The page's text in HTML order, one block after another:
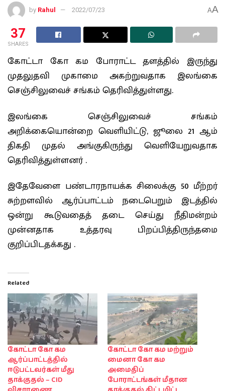
by Rahul 2022/07/23 AA
37
SHARES
கோட்டா கோ கம போராட்ட தளத்தில் இருந்து
முதலுதவி முகாமை அகற்றுவதாக இலங்கை
செஞ்சிலுவைச் சங்கம் தெரிவித்துள்ளது.
இலங்கை செஞ்சிலுவைச் சங்கம்
அறிக்கையொன்றை வெளியிட்டு, ஜூலை 21 ஆம்
திகதி முதல் அங்குகிருந்து வெளியேறுவதாக
தெரிவித்துள்ளனர் .
இதேவேளை பண்டாரநாயக்க சிலைக்கு 50 மீற்றர்
சுற்றளவில் ஆர்ப்பாட்டம் நடைபெறும் இடத்தில்
ஒன்று கூடுவதைத் தடை செய்து நீதிமன்றம்
முன்னதாக உத்தரவு பிறப்பித்திருந்தமை
குறிப்பிடதக்கது .
Related
கோட்டா கோ கம
ஆர்ப்பாட்டத்தில்
ஈடுபட்டவர்கள் மீது
தாக்குதல் – CID
கோட்டா கோ கம மற்றும்
மைனா கோ கம
அமைதிப்
போராட்டங்கள் மீதான